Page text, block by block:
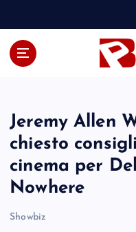
Jeremy Allen
chiesto
cinema per
Nowhere
Showbiz